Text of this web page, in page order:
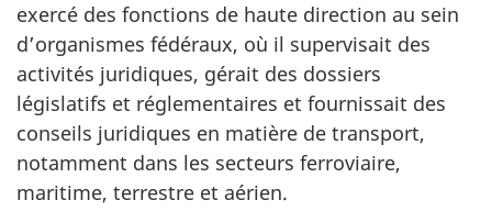
exercé des fonctions de haute direction au sein
d’organismes fédéraux, où il supervisait des
activités juridiques, gérait des dossiers
législatifs et réglementaires et fournissait des
conseils juridiques en matière de transport,
notamment dans les secteurs ferroviaire,
maritime, terrestre et aérien.